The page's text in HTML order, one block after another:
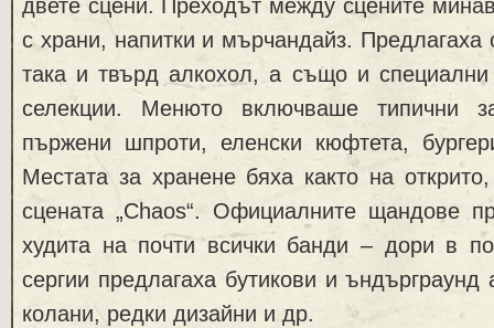
двете сцени. Преходът между сцените
с храни, напитки и мърчандайз. Предлагаха
така и твърд алкохол, а също и
селекции. Менюто включваше типични
пържени шпроти, еленски кюфтета,
Местата за хранене бяха както на
сцената „Chaos“. Официалните щандове
худита на почти всички банди – дори в
сергии предлагаха бутикови и
колани, редки дизайни и др.